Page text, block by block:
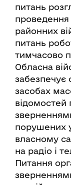
питань
проведення
районних
питань
тимчасово
Обласна
забезпечує
засобах
відомостей
порушених
власному
на радіо і
Питання